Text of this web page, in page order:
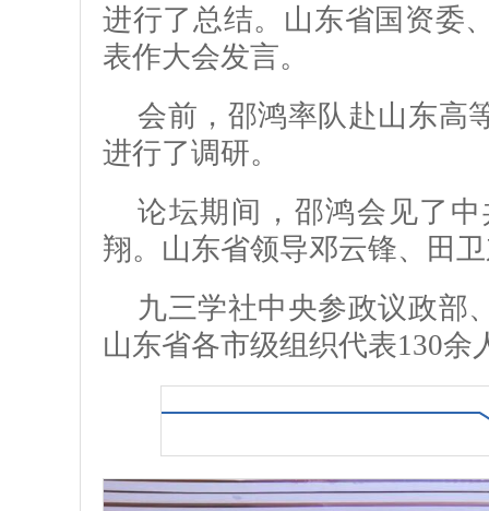
进行了总结。山东省国资委
表作大会发言。
会前，邵鸿率队赴山东高
进行了调研。
论坛期间，邵鸿会见了
翔。山东省领导邓云锋、田
九三学社中央参政议政部
山东省各市级组织代表130余